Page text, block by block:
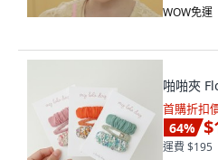
WOW免運
啪啪夾
首購折扣
64%
運費 $195